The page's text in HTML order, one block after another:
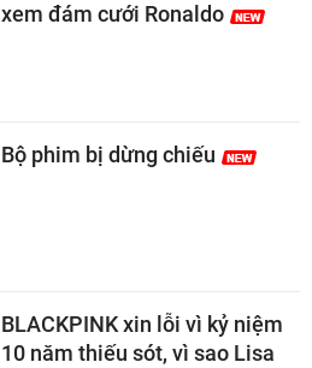
xem đám cưới Ronaldo
Bộ phim bị dừng chiếu
BLACKPINK xin lỗi vì kỷ niệm
10 năm thiếu sót, vì sao Lisa